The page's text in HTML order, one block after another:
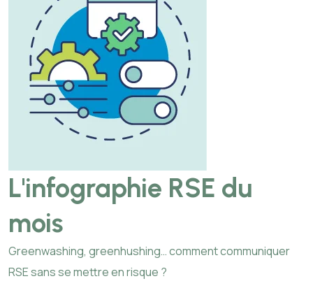
L'infographie RSE du
mois
Greenwashing, greenhushing… comment communiquer
RSE sans se mettre en risque ?